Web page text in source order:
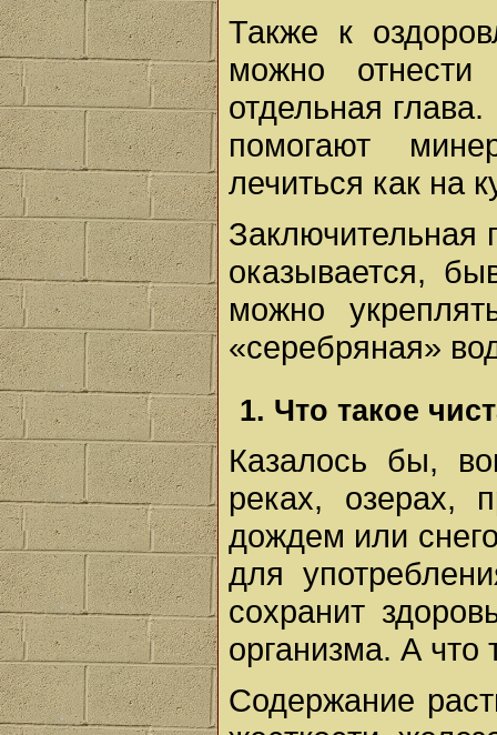
Также к
можно
отдельная
помогают
лечиться как на
Заключительная
оказывается,
можно
«серебряная»
1. Что такое
Казалось бы,
реках, озерах,
дождем или
для
сохранит
организма. А что
Содержание